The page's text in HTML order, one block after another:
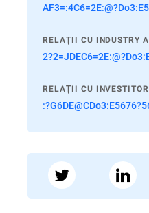
RELAȚII CU INDUSTRY
RELAȚII CU